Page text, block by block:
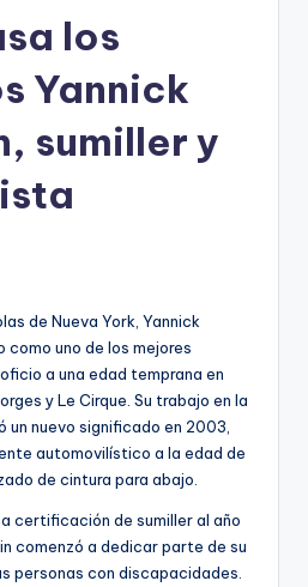
los
Yannick
sumiller y
de Nueva York, Yannick
como uno de los mejores
a una edad temprana en
y Le Cirque. Su trabajo en la
nuevo significado en 2003,
automovilístico a la edad de
de cintura para abajo.
certificación de sumiller al año
comenzó a dedicar parte de su
personas con discapacidades.